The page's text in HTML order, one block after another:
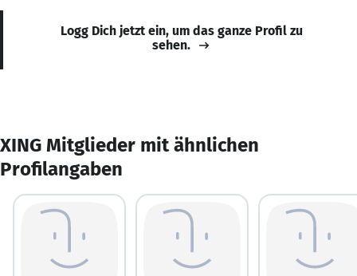
Logg Dich jetzt ein, um das ganze Profil zu
sehen.
XING Mitglieder mit ähnlichen
Profilangaben